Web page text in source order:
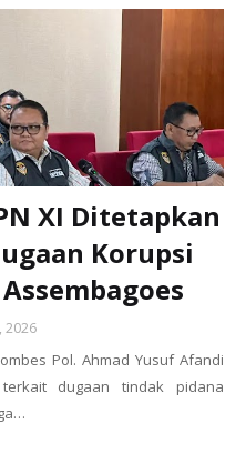
XI Ditetapkan
Korupsi
2026
Pol. Ahmad Yusuf Afandi
dugaan tindak pidana